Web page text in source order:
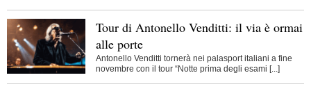
Tour di Antonello Venditti: il via è ormai
alle porte
Antonello Venditti tornerà nei palasport italiani a fine
novembre con il tour “Notte prima degli esami [...]